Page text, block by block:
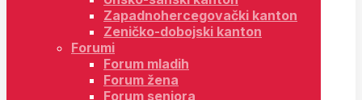
Zapadnohercegovački kanton
Zeničko-dobojski kanton
Forumi
Forum mladih
Forum žena
Forum seniora